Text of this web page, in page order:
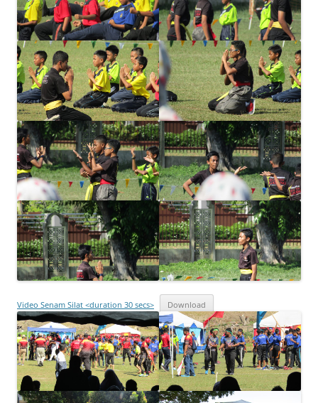
Video Senam Silat <duration 30 secs> Download